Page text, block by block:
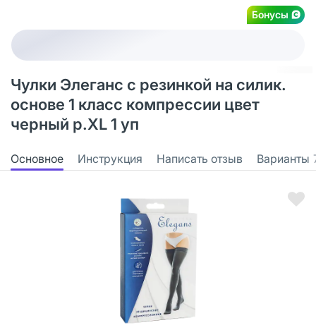
Бонусы
Чулки Элеганс с резинкой на силик.
основе 1 класс компрессии цвет
черный р.XL 1 уп
Основное Инструкция Написать отзыв Варианты